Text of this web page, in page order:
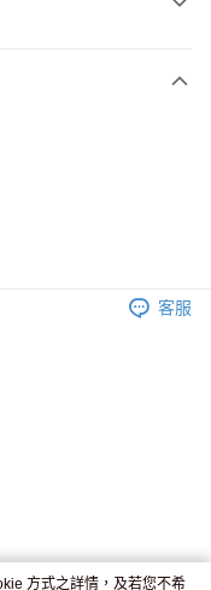
店，7天內取。逾期後
客服
方式之詳情，及若您不希